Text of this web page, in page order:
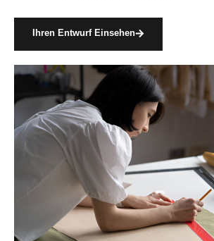
Ihren Entwurf Einsehen